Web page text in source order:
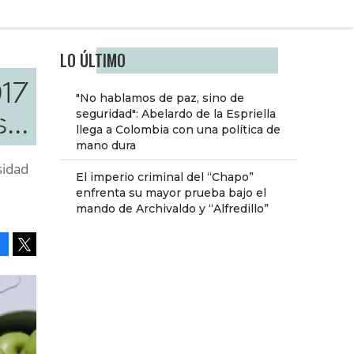
LO ÚLTIMO
"No hablamos de paz, sino de
seguridad": Abelardo de la Espriella
llega a Colombia con una política de
mano dura
El imperio criminal del “Chapo”
enfrenta su mayor prueba bajo el
mando de Archivaldo y “Alfredillo”